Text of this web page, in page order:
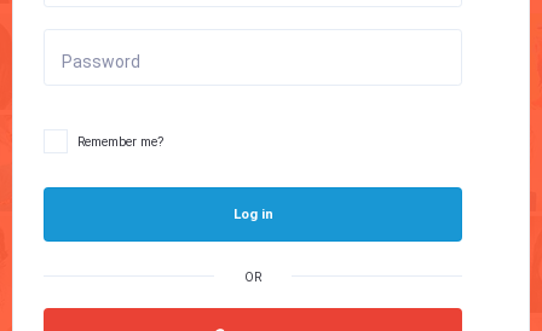
Password
Remember me?
Log in